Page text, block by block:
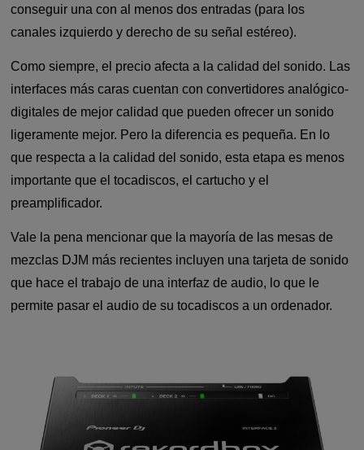
conseguir una con al menos dos entradas (para los
canales izquierdo y derecho de su señal estéreo).
Como siempre, el precio afecta a la calidad del sonido. Las
interfaces más caras cuentan con convertidores analógico-
digitales de mejor calidad que pueden ofrecer un sonido
ligeramente mejor. Pero la diferencia es pequeña. En lo
que respecta a la calidad del sonido, esta etapa es menos
importante que el tocadiscos, el cartucho y el
preamplificador.
Vale la pena mencionar que la mayoría de las mesas de
mezclas DJM más recientes incluyen una tarjeta de sonido
que hace el trabajo de una interfaz de audio, lo que le
permite pasar el audio de su tocadiscos a un ordenador.